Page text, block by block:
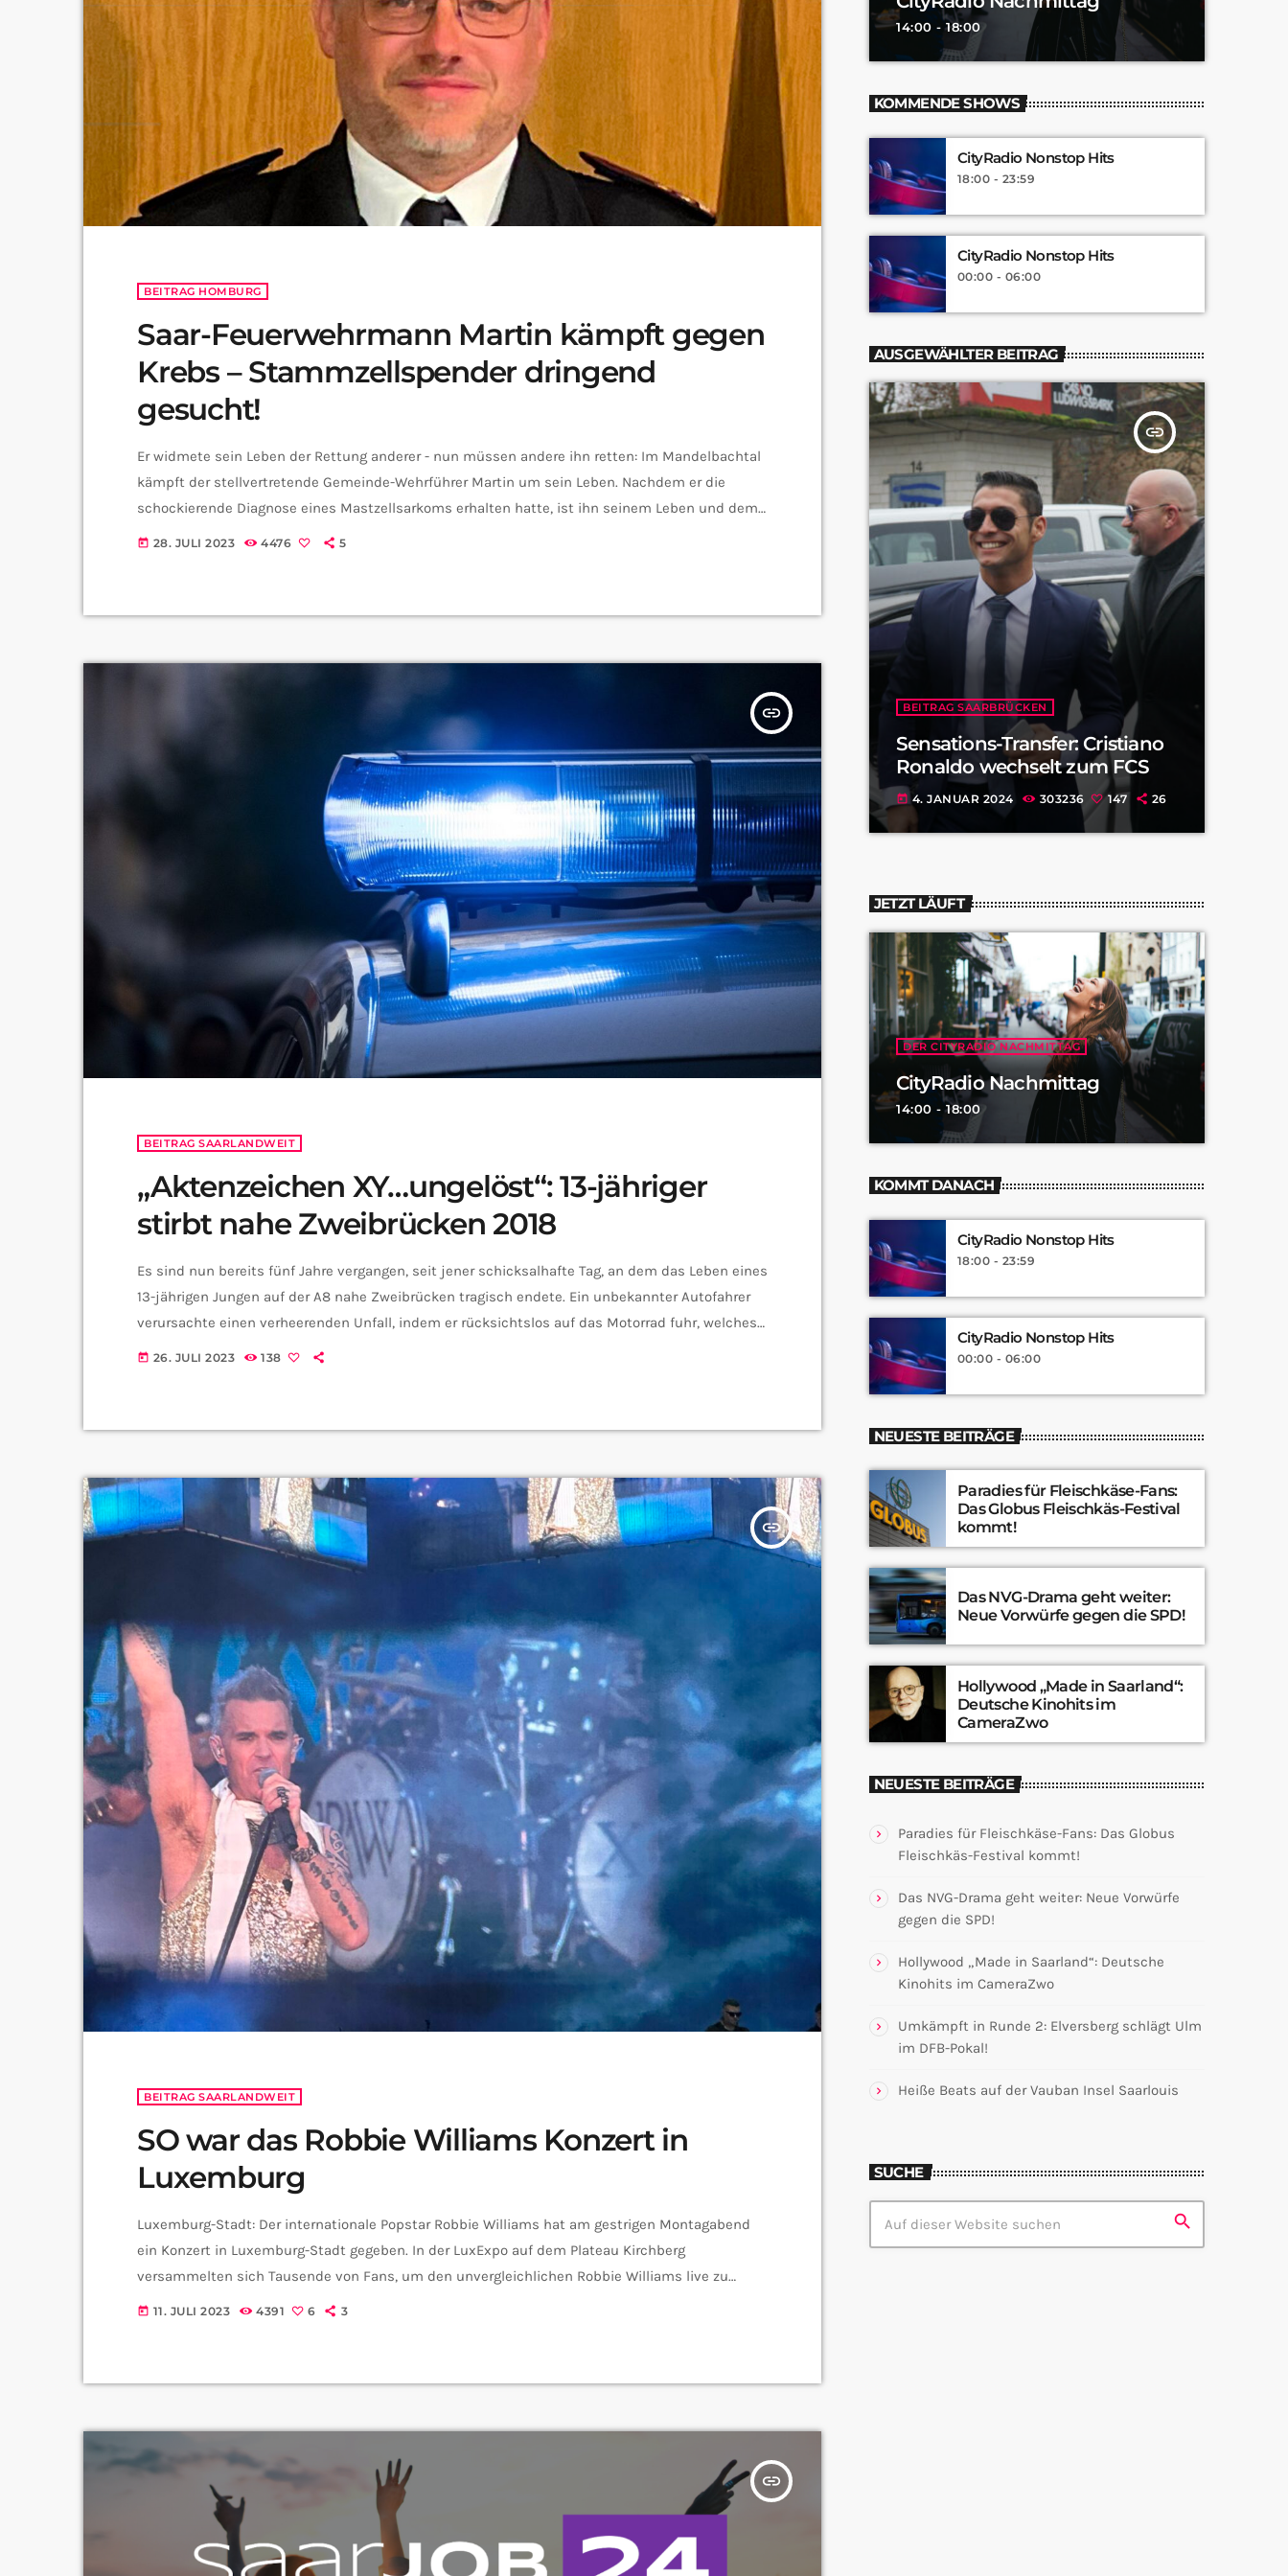
BEITRAG HOMBURG
Saar-Feuerwehrmann Martin kämpft gegen
Krebs – Stammzellspender dringend
gesucht!
Er widmete sein Leben der Rettung anderer - nun müssen andere ihn retten: Im Mandelbachtal
kämpft der stellvertretende Gemeinde-Wehrführer Martin um sein Leben. Nachdem er die
schockierende Diagnose eines Mastzellsarkoms erhalten hatte, ist ihn seinem Leben und dem
seiner Familie nichts mehr wie es war. Mastzellsarkom - Besonders aggressive Form von Krebs
today 28. JULI 2023 4476 5
insert_link
BEITRAG SAARLANDWEIT
„Aktenzeichen XY…ungelöst“: 13-jähriger
stirbt nahe Zweibrücken 2018
Es sind nun bereits fünf Jahre vergangen, seit jener schicksalhafte Tag, an dem das Leben eines
13-jährigen Jungen auf der A8 nahe Zweibrücken tragisch endete. Ein unbekannter Autofahrer
verursachte einen verheerenden Unfall, indem er rücksichtslos auf das Motorrad fuhr, welches
von dem Vater des Jungen gesteuert wurde. Das Motorrad geriet ins Schleudern und ging nach
today 26. JULI 2023 138
insert_link
BEITRAG SAARLANDWEIT
SO war das Robbie Williams Konzert in
Luxemburg
Luxemburg-Stadt: Der internationale Popstar Robbie Williams hat am gestrigen Montagabend
ein Konzert in Luxemburg-Stadt gegeben. In der LuxExpo auf dem Plateau Kirchberg
versammelten sich Tausende von Fans, um den unvergleichlichen Robbie Williams live zu
erleben. Auch Saarbrückens Oberbürgermeister Uwe Conradt mischte sich mit seiner Frau unter
today 11. JULI 2023 4391 6 3
insert_link
14:00 - 18:00
KOMMENDE SHOWS
CityRadio Nonstop Hits
18:00 - 23:59
CityRadio Nonstop Hits
00:00 - 06:00
AUSGEWÄHLTER BEITRAG
insert_link
BEITRAG SAARBRÜCKEN
Sensations-Transfer: Cristiano
Ronaldo wechselt zum FCS
today 4. JANUAR 2024 303236 147 26
JETZT LÄUFT
DER CITYRADIO NACHMITTAG
CityRadio Nachmittag
14:00 - 18:00
KOMMT DANACH
CityRadio Nonstop Hits
18:00 - 23:59
CityRadio Nonstop Hits
00:00 - 06:00
NEUESTE BEITRÄGE
Paradies für Fleischkäse-Fans:
Das Globus Fleischkäs-Festival
kommt!
Das NVG-Drama geht weiter:
Neue Vorwürfe gegen die SPD!
Hollywood „Made in Saarland“:
Deutsche Kinohits im
CameraZwo
NEUESTE BEITRÄGE
Paradies für Fleischkäse-Fans: Das Globus
Fleischkäs-Festival kommt!
Das NVG-Drama geht weiter: Neue Vorwürfe
gegen die SPD!
Hollywood „Made in Saarland“: Deutsche
Kinohits im CameraZwo
Umkämpft in Runde 2: Elversberg schlägt Ulm
im DFB-Pokal!
Heiße Beats auf der Vauban Insel Saarlouis
SUCHE
search